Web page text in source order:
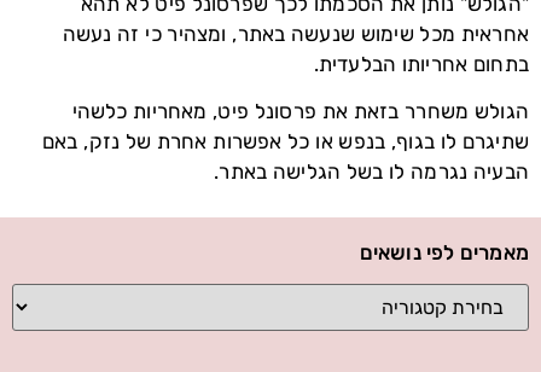
אחראית מכל שימוש שנעשה באתר, ומצהיר כי זה נעשה
בתחום אחריותו הבלעדית.
הגולש משחרר בזאת את פרסונל פיט, מאחריות כלשהי
שתיגרם לו בגוף, בנפש או כל אפשרות אחרת של נזק, באם
הבעיה נגרמה לו בשל הגלישה באתר.
מאמרים לפי נושאים